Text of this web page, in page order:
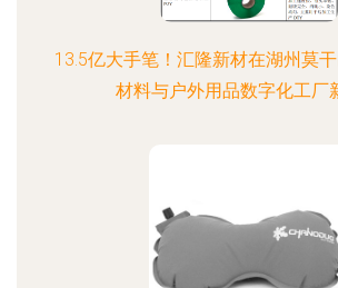
13.5亿大手笔！汇隆新材在湖州莫
材料与户外用品数字化工厂